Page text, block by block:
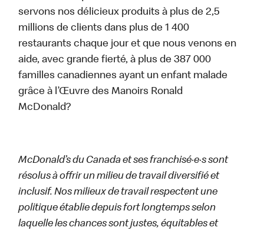
servons nos délicieux produits à plus de 2,5
millions de clients dans plus de 1 400
restaurants chaque jour et que nous venons en
aide, avec grande fierté, à plus de 387 000
familles canadiennes ayant un enfant malade
grâce à l’Œuvre des Manoirs Ronald
McDonald?
McDonald’s du Canada et ses franchisé·e·s sont
résolus à offrir un milieu de travail diversifié et
inclusif. Nos milieux de travail respectent une
politique établie depuis fort longtemps selon
laquelle les chances sont justes, équitables et